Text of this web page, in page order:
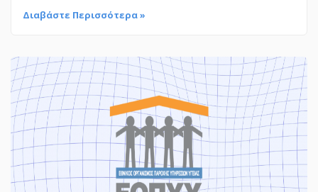
Διαβάστε Περισσότερα »